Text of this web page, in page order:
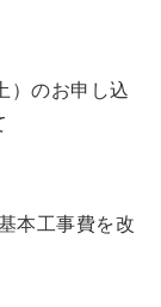
）のお申し込
本工事費を改